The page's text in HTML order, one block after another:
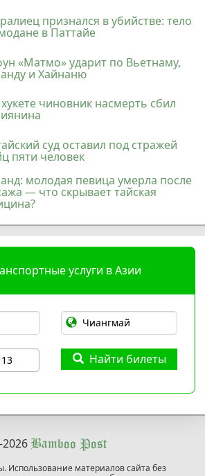
признался в убийстве: тело
в Паттайе
«Матмо» ударит по Вьетнаму,
и Хайнаню
чиновник насмерть сбил
суд оставил под стражей
пяти человек
молодая певица умерла после
— что скрывает тайская
услуги в Азии
Найти билеты
Bamboo Post
Использование материалов сайта без